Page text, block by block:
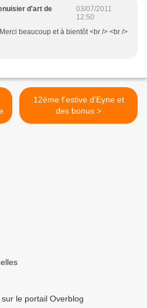
d'art de
03/07/2011
12:50
beaucoup et à bientôt <br /> <br />
12ème f'estive d'Eyne et
des bonus >
le portail Overblog